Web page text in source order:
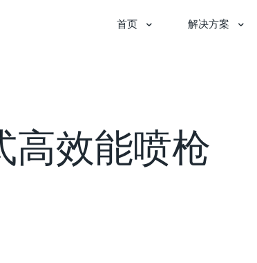
首页 解决方案
高效能喷枪